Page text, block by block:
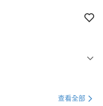
查看全部